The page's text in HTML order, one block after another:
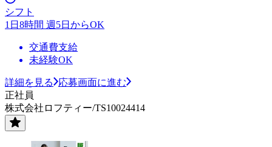
シフト
1日8時間 週5日からOK
交通費支給
未経験OK
詳細を見る
応募画面に進む
正社員
株式会社ロフティー/TS10024414